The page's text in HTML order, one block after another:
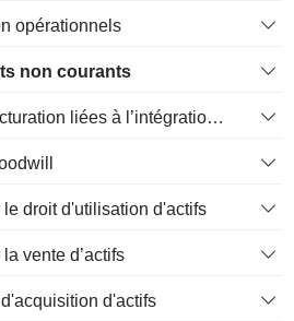
opérationnels
non courants
Charges de restructuration liées à l’intégration d’une nouvelle activité (Fusions, Acquisitions)
droit d'utilisation d'actifs
vente d’actifs
d'actifs